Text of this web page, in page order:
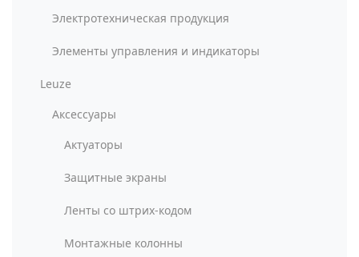
Электротехническая продукция
Элементы управления и индикаторы
Leuze
Аксессуары
Актуаторы
Защитные экраны
Ленты со штрих-кодом
Монтажные колонны